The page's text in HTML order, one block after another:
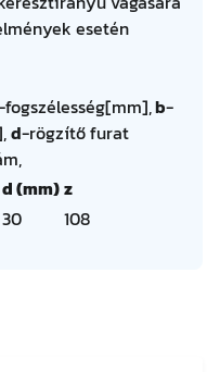
esetén
b-
d-rögzítő furat
d (mm)z
30 108